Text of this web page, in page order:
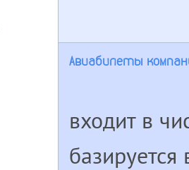
Авиабилеты
входит в